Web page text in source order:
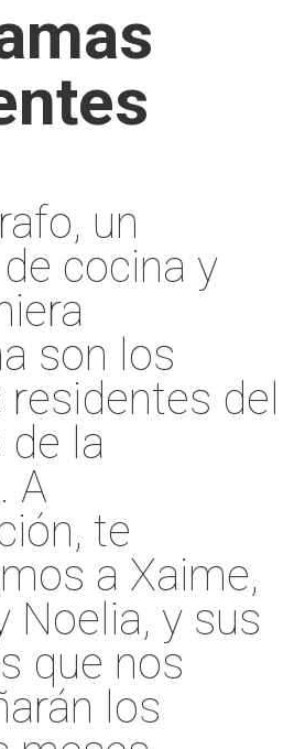
un
cocina y
son los
del
de la
A
te
a Xaime,
Noelia, y sus
que nos
los